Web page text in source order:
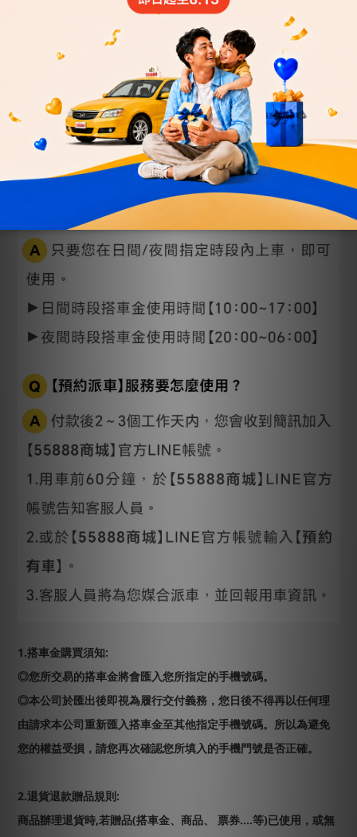
1.搭車金購買須知:
◎您所交易的搭車金將會匯入您所指定的手機號碼。
◎本公司於匯出後即視為履行交付義務，您日後不得再以任何理
由請求本公司重新匯入搭車金至其他指定手機號碼。所以為避免
您的權益受損，請您再次確認您所填入的手機門號是否正確。
2.退貨退款贈品規則:
商品辦理退貨時,若贈品(搭車金、商品、 票券....等)已使用，或無